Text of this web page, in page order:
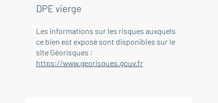
DPE vierge
Les informations sur les risques auxquels
ce bien est exposé sont disponibles sur le
site Géorisques :
https://www.georisques.gouv.fr